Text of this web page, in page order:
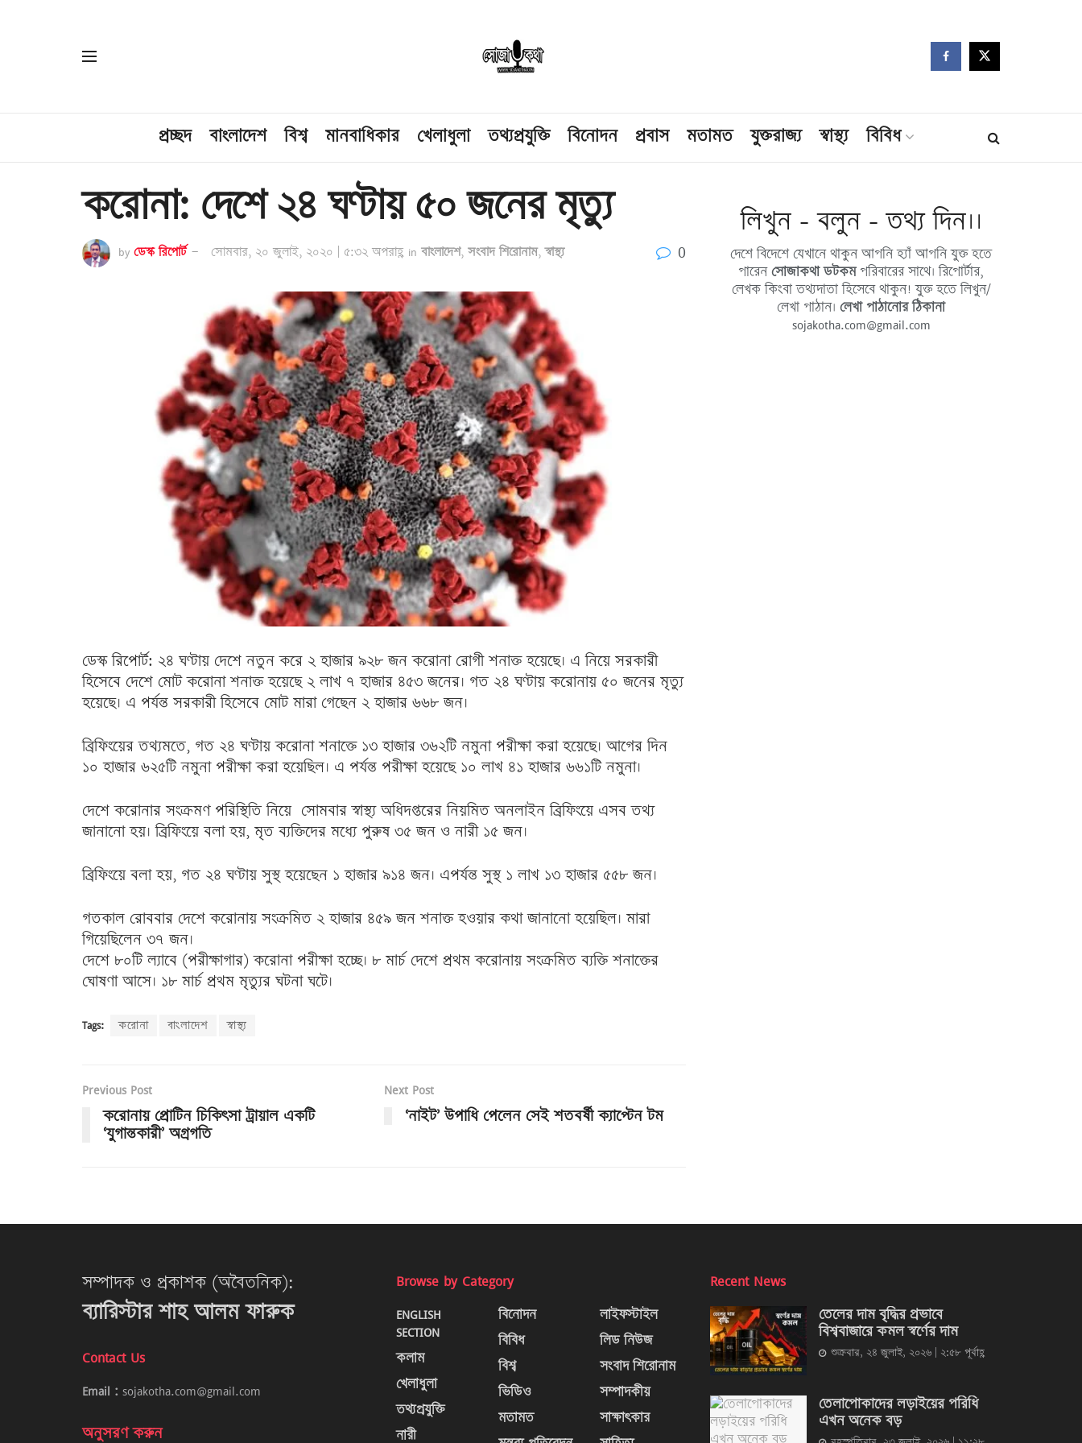
প্রচ্ছদ বাংলাদেশ বিশ্ব মানবাধিকার খেলাধুলা তথ্যপ্রযুক্তি বিনোদন প্রবাস মতামত যুক্তরাজ্য স্বাস্থ্য বিবিধ
করোনা: দেশে ২৪ ঘণ্টায় ৫০ জনের মৃত্যু
by ডেস্ক রিপোর্ট সোমবার, ২০ জুলাই, ২০২০ | ৫:৩২ অপরাহ্ণ in বাংলাদেশ, সংবাদ শিরোনাম,স্বাস্থ্য 0
ডেস্ক রিপোর্ট: ২৪ ঘণ্টায় দেশে নতুন করে ২ হাজার ৯২৮ জন করোনা রোগী শনাক্ত হয়েছে। এ নিয়ে সরকারী
হিসেবে দেশে মোট করোনা শনাক্ত হয়েছে ২ লাখ ৭ হাজার ৪৫৩ জনের। গত ২৪ ঘণ্টায় করোনায় ৫০ জনের মৃত্যু
হয়েছে। এ পর্যন্ত সরকারী হিসেবে মোট মারা গেছেন ২ হাজার ৬৬৮ জন।
ব্রিফিংয়ের তথ্যমতে, গত ২৪ ঘণ্টায় করোনা শনাক্তে ১৩ হাজার ৩৬২টি নমুনা পরীক্ষা করা হয়েছে। আগের দিন
১০ হাজার ৬২৫টি নমুনা পরীক্ষা করা হয়েছিল। এ পর্যন্ত পরীক্ষা হয়েছে ১০ লাখ ৪১ হাজার ৬৬১টি নমুনা।
দেশে করোনার সংক্রমণ পরিস্থিতি নিয়ে সোমবার স্বাস্থ্য অধিদপ্তরের নিয়মিত অনলাইন ব্রিফিংয়ে এসব তথ্য
জানানো হয়। ব্রিফিংয়ে বলা হয়, মৃত ব্যক্তিদের মধ্যে পুরুষ ৩৫ জন ও নারী ১৫ জন।
ব্রিফিংয়ে বলা হয়, গত ২৪ ঘণ্টায় সুস্থ হয়েছেন ১ হাজার ৯১৪ জন। এপর্যন্ত সুস্থ ১ লাখ ১৩ হাজার ৫৫৮ জন।
গতকাল রোববার দেশে করোনায় সংক্রমিত ২ হাজার ৪৫৯ জন শনাক্ত হওয়ার কথা জানানো হয়েছিল। মারা
গিয়েছিলেন ৩৭ জন।
দেশে ৮০টি ল্যাবে (পরীক্ষাগার) করোনা পরীক্ষা হচ্ছে। ৮ মার্চ দেশে প্রথম করোনায় সংক্রমিত ব্যক্তি শনাক্তের
ঘোষণা আসে। ১৮ মার্চ প্রথম মৃত্যুর ঘটনা ঘটে।
Tags: করোনা বাংলাদেশ স্বাস্থ্য
Previous Post
করোনায় প্রোটিন চিকিৎসা ট্রায়াল একটি
‘যুগান্তকারী’ অগ্রগতি
Next Post
‘নাইট’ উপাধি পেলেন সেই শতবর্ষী ক্যাপ্টেন টম
লিখুন - বলুন - তথ্য দিন।।
দেশে বিদেশে যেখানে থাকুন আপনি হ্যাঁ আপনি যুক্ত হতে
পারেনসোজাকথা ডটকমপরিবারের সাথে। রিপোর্টার,
লেখক কিংবা তথ্যদাতা হিসেবে থাকুন! যুক্ত হতে লিখুন/
লেখা পাঠান। লেখা পাঠানোর ঠিকানা
sojakotha.com@gmail.com
সম্পাদক ও প্রকাশক (অবৈতনিক):
ব্যারিস্টার শাহ আলম ফারুক
Contact Us
Email : sojakotha.com@gmail.com
অনুসরণ করুন
Browse by Category
ENGLISH
SECTION
কলাম
খেলাধুলা
তথ্যপ্রযুক্তি
নারী
বিনোদন
বিবিধ
বিশ্ব
ভিডিও
মতামত
লাইফস্টাইল
লিড নিউজ
সংবাদ শিরোনাম
সম্পাদকীয়
সাক্ষাৎকার
Recent News
তেলের দাম বৃদ্ধির প্রভাবে
বিশ্ববাজারে কমল স্বর্ণের দাম
শুক্রবার, ২৪ জুলাই, ২০২৬ | ২:৫৮ পূর্বাহ্ণ
তেলাপোকাদের লড়াইয়ের পরিধি
এখন অনেক বড়